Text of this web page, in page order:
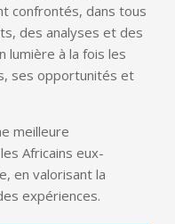
confrontés, dans tous
des analyses et des
lumière à la fois les
ses opportunités et
meilleure
Africains eux-
en valorisant la
expériences.